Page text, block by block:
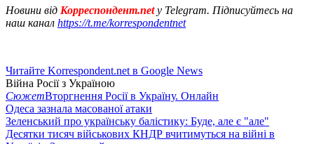
Новини від Корреспондент.netу Telegram. Підписуйтесь на
наш канал https://t.me/korrespondentnet
Читайте Korrespondent.net в Google News
Війна Росії з Україною
СюжетВторгнення Росії в Україну. Онлайн
Одеса зазнала масованої атаки
Зеленський про українську балістику: Буде, але є "але"
Десятки тисяч військових КНДР вчитимуться на війні в